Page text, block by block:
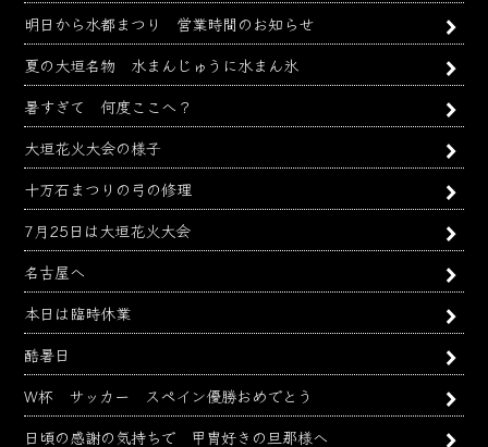
明日から水都まつり 営業時間のお知らせ
夏の大垣名物 水まんじゅうに水まん氷
暑すぎて 何度ここへ？
大垣花火大会の様子
十万石まつりの弓の修理
7月25日は大垣花火大会
名古屋へ
本日は臨時休業
酷暑日
W杯 サッカー スペイン優勝おめでとう
日頃の感謝の気持ちで 甲冑好きの旦那様へ